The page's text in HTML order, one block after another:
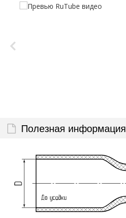
Полезная информация